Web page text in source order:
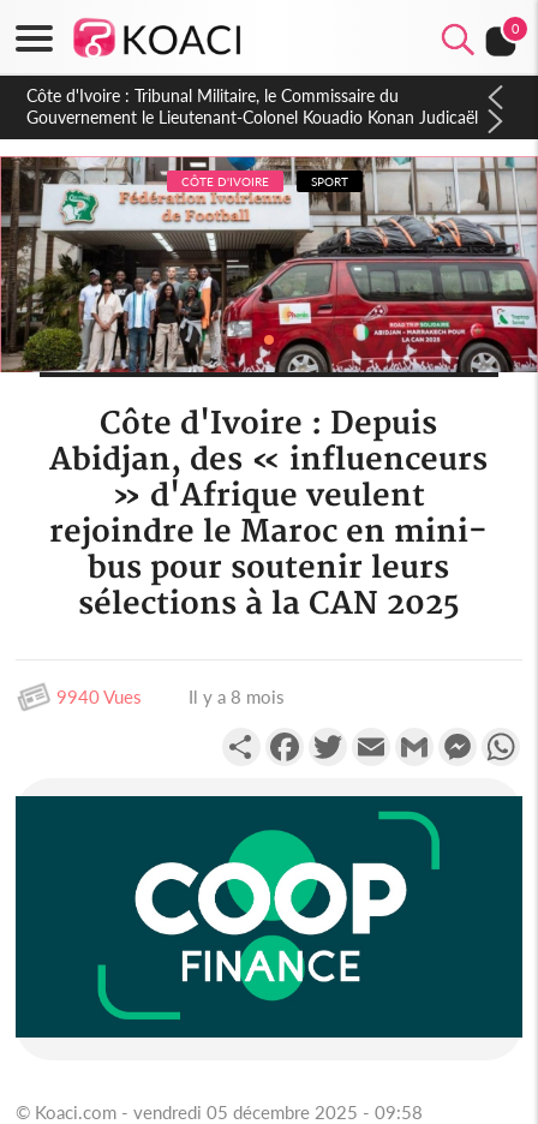
0
Burkina Faso : hausse de 75 FCFA du prix du litre du diesel à
la pompe
CÔTE D'IVOIRE SPORT
Côte d'Ivoire : Depuis
Abidjan, des « influenceurs
» d'Afrique veulent
rejoindre le Maroc en mini-
bus pour soutenir leurs
sélections à la CAN 2025
9940 Vues Il y a 8 mois
PartagerFacebookTwitterEmail Gmail
© Koaci.com - vendredi 05 décembre 2025 - 09:58